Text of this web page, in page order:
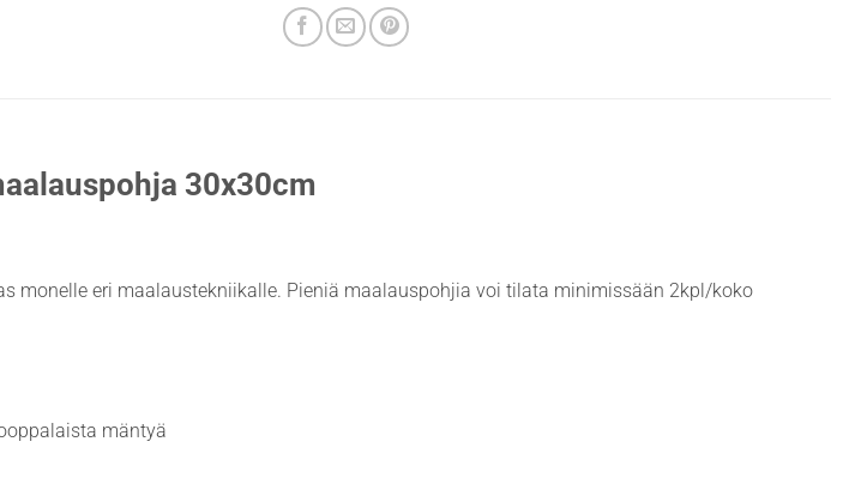
30x30cm
monelle eri maalaustekniikalle. Pieniä maalauspohjia voi tilata minimissään 2kpl/koko
mäntyä